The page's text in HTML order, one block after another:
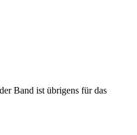
Band ist übrigens für das